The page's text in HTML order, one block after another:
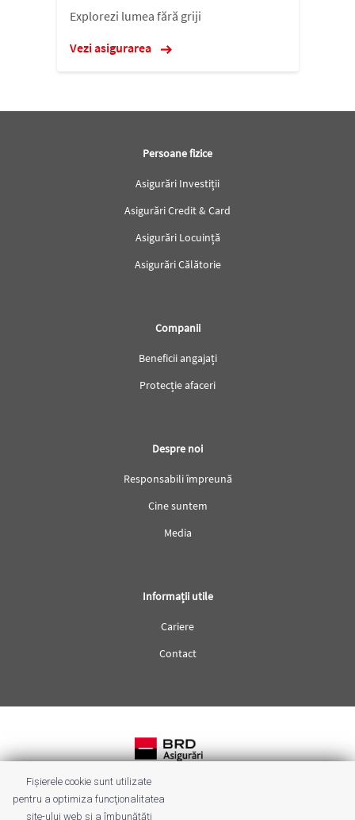
Explorezi lumea fără griji
Vezi asigurarea
Persoane fizice
Asigurări Investiții
Asigurări Credit & Card
Asigurări Locuință
Asigurări Călătorie
Companii
Beneficii angajați
Protecție afaceri
Despre noi
Responsabili împreună
Cine suntem
Media
Informații utile
Cariere
Contact
Termeni & condiții
Fișierele cookie sunt utilizate
pentru a optimiza funcţionalitatea
site-ului web şi a îmbunătăţi